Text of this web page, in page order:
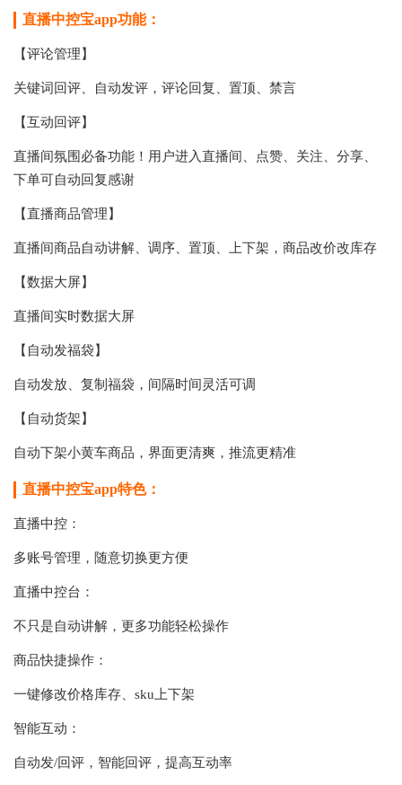
直播中控宝app功能：
【评论管理】
关键词回评、自动发评，评论回复、置顶、禁言
【互动回评】
直播间氛围必备功能！用户进入直播间、点赞、关注、分享、
下单可自动回复感谢
【直播商品管理】
直播间商品自动讲解、调序、置顶、上下架，商品改价改库存
【数据大屏】
直播间实时数据大屏
【自动发福袋】
自动发放、复制福袋，间隔时间灵活可调
【自动货架】
自动下架小黄车商品，界面更清爽，推流更精准
直播中控宝app特色：
直播中控：
多账号管理，随意切换更方便
直播中控台：
不只是自动讲解，更多功能轻松操作
商品快捷操作：
一键修改价格库存、sku上下架
智能互动：
自动发/回评，智能回评，提高互动率